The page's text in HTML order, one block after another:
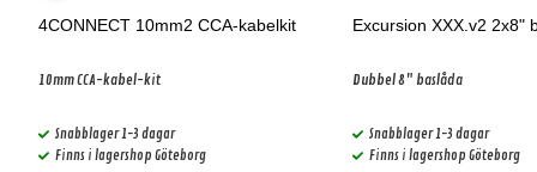
4CONNECT 10mm2 CCA-kabelkit
10mm CCA-kabel-kit
Snabblager 1-3 dagar
Finns i lagershop Göteborg
Excursion XXX.v2 2x8"
Dubbel 8" baslåda
Snabblager 1-3 dagar
Finns i lagershop Göteborg